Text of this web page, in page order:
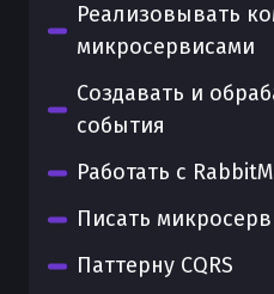
Реализовывать
микросервисами
Создавать и
события
Работать с
Писать
Паттерну CQRS